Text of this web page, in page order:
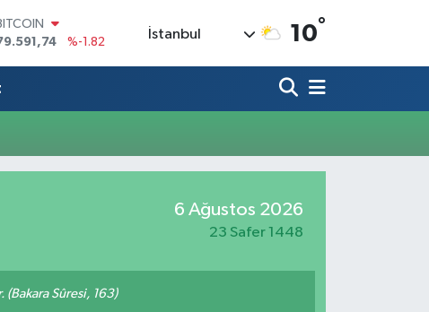
%-1.82
%0.19
İstanbul 10°
6 Ağustos 2026
23 Safer 1448
(Bakara Sûresi, 163)